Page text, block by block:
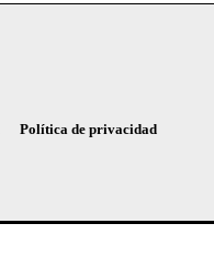
Política de privacidad